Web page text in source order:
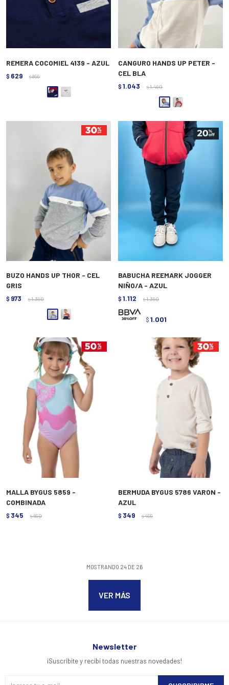
REMERA COCOMIEL 4139 - AZUL
$ 629 $ 899
CANGURO HANDS UP PETER -
CEL BLA
$ 1.043 $ 1.490
BUZO HANDS UP THOR - CEL
GRIS
$ 973 $ 1.390
BABUCHA REEMARK JOGGER
NIÑO/A - AZUL
$ 1.112 $ 1.390
$ 1.001
MALLA BYGUS 5859 -
COMBINADA
$ 345 $ 690
BERMUDA BYGUS 5786 VARON -
AZUL
$ 349 $ 499
MOSTRANDO 24 DE 26
VER MÁS
Newsletter
¡Suscribite y recibí todas nuestras novedades!